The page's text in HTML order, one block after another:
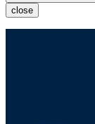
close